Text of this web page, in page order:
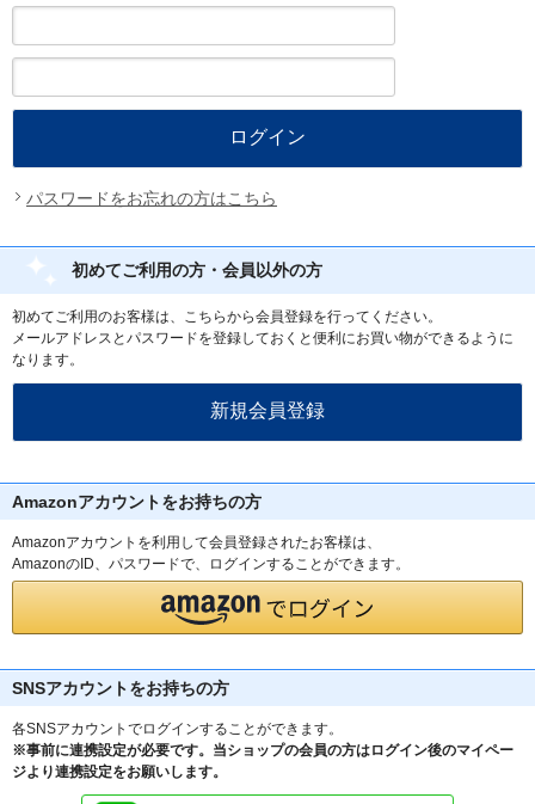
パスワードをお忘れの方はこちら
初めてご利用の方・会員以外の方
初めてご利用のお客様は、こちらから会員登録を行ってください。
メールアドレスとパスワードを登録しておくと便利にお買い物ができるように
なります。
Amazonアカウントをお持ちの方
Amazonアカウントを利用して会員登録されたお客様は、
AmazonのID、パスワードで、ログインすることができます。
SNSアカウントをお持ちの方
各SNSアカウントでログインすることができます。
※事前に連携設定が必要です。当ショップの会員の方はログイン後のマイペー
ジより連携設定をお願いします。